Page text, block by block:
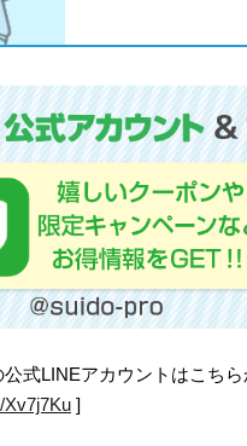
式LINEアカウントはこちら
Xv7j7Ku ]